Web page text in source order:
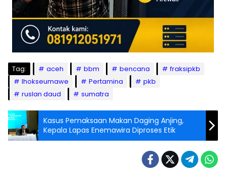
Tag: aceh bbm bencana
fraksipkb
lhokseumawe
Pertamina
pkb
ruslan daud
sumatra
Kasus Pemaksaan Makan Daging Anjing,
Kepala Lapas Enemawira Diproses Etik